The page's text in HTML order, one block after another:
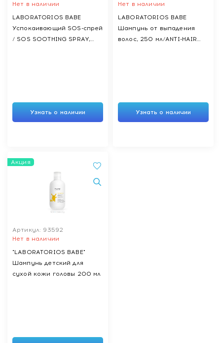
Нет в наличии
LABORATORIOS BABE
Успокаивающий SOS-спрей
/ SOS SOOTHING SPRAY,
Узнать о наличии
Нет в наличии
LABORATORIOS BABE
Шампунь от выпадения
волос, 250 мл/ANTI-HAIR
Узнать о наличии
Акция
Артикул: 93592
Нет в наличии
"LABORATORIOS BABE"
Шампунь детский для
сухой кожи головы 200 мл